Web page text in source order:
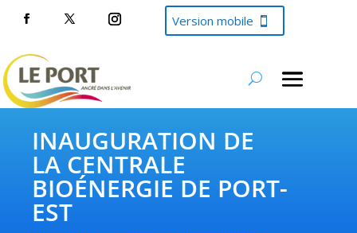
Version mobile
INAUGURATION DE
LA CENTRALE
BIOÉNERGIE DE PORT-
EST